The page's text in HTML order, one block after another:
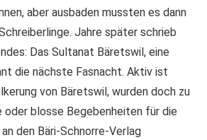
aber ausbaden mussten es dann
Jahre später schrieb
Das Sultanat Bäretswil, eine
die nächste Fasnacht. Aktiv ist
von Bäretswil, wurden doch zu
oder blosse Begebenheiten für die
den Bäri-Schnorre-Verlag